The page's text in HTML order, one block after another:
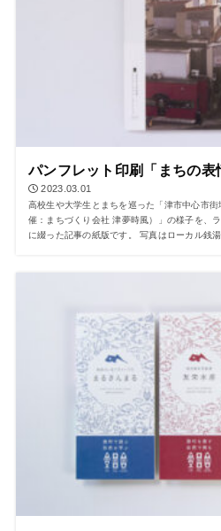
パンフレット印刷「まちの表
2023.03.01
高校生や大学生とまちを巡った「津市中心市
催：まちづくり会社 津夢時風）」の様子を、
に綴った記事の紙版です。 写真はローカル銭